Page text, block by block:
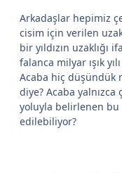
Arkadaşlar hepimiz
cisim için verilen
bir yıldızın
falanca milyar ışık
Acaba hiç düşündük
diye? Acaba
yoluyla belirlenen bu
edilebiliyor?